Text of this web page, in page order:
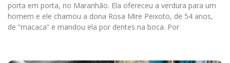
porta em porta, no Maranhão. Ela ofereceu a verdura para um
homem e ele chamou a dona Rosa Mire Peixoto, de 54 anos,
de “macaca” e mandou ela por dentes na boca. Por